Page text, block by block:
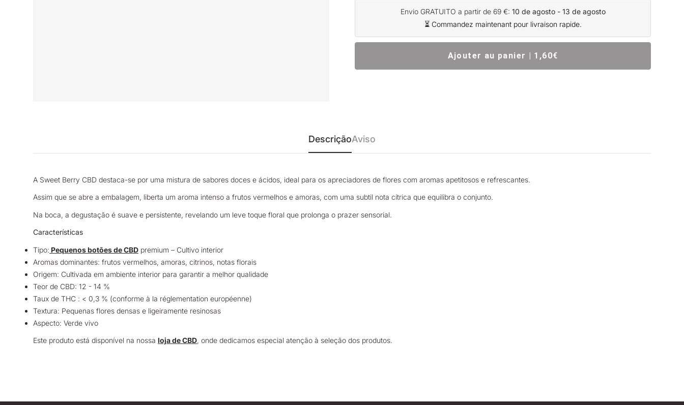
Envio GRATUITO a partir de 69 €: 10 de agosto - 13 de agosto
⏳ Commandez maintenant pour livraison rapide.
Ajouter au panier | 1,60€
DescriçãoAviso
A Sweet Berry CBD destaca-se por uma mistura de sabores doces e ácidos, ideal para os apreciadores de flores com aromas apetitosos e refrescantes.
Assim que se abre a embalagem, liberta um aroma intenso a frutos vermelhos e amoras, com uma subtil nota cítrica que equilibra o conjunto.
Na boca, a degustação é suave e persistente, revelando um leve toque floral que prolonga o prazer sensorial.
Características
Tipo: Pequenos botões de CBD premium – Cultivo interior
Aromas dominantes: frutos vermelhos, amoras, citrinos, notas florais
Origem: Cultivada em ambiente interior para garantir a melhor qualidade
Teor de CBD: 12 - 14 %
Taux de THC : < 0,3 % (conforme à la réglementation européenne)
Textura: Pequenas flores densas e ligeiramente resinosas
Aspecto: Verde vivo
Este produto está disponível na nossa loja de CBD, onde dedicamos especial atenção à seleção dos produtos.